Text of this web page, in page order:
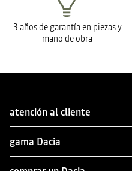
3 años de garantía en piezas y
mano de obra
atención al cliente
gama Dacia